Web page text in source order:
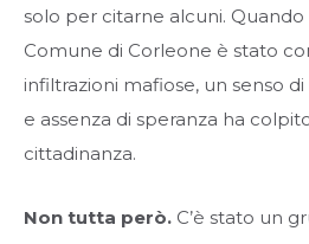
solo per citarne alcuni.
Comune di Corleone è stato
infiltrazioni mafiose, un senso
e assenza di speranza ha
cittadinanza.
Non tutta però. C’è stato un